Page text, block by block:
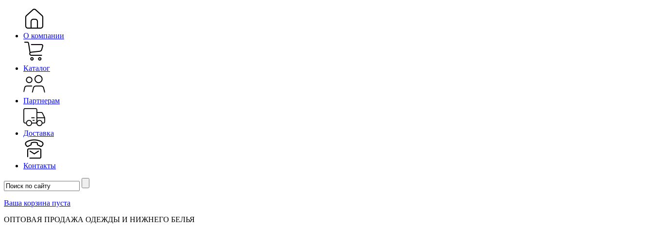
О компании
Каталог
Партнерам
Доставка
Контакты
Ваша корзина пуста
ОПТОВАЯ ПРОДАЖА ОДЕЖДЫ И НИЖНЕГО БЕЛЬЯ